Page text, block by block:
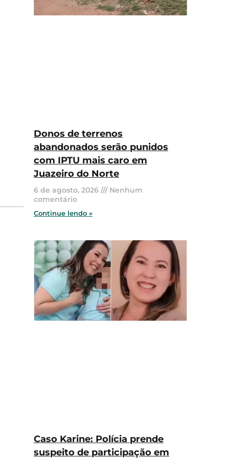
Donos de terrenos
abandonados serão punidos
com IPTU mais caro em
Juazeiro do Norte
6 de agosto, 2026
Nenhum
comentário
Continue lendo »
Caso Karine: Polícia prende
suspeito de participação em